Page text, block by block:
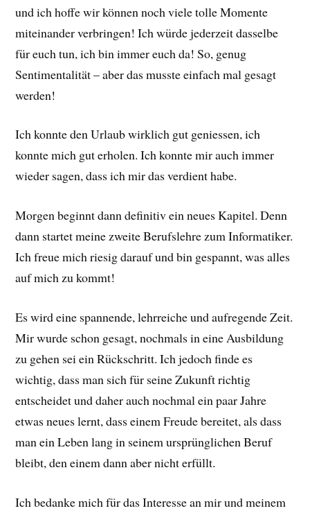
und ich hoffe wir können noch viele tolle Momente
miteinander verbringen! Ich würde jederzeit dasselbe
für euch tun, ich bin immer euch da! So, genug
Sentimentalität – aber das musste einfach mal gesagt
werden!
Ich konnte den Urlaub wirklich gut geniessen, ich
konnte mich gut erholen. Ich konnte mir auch immer
wieder sagen, dass ich mir das verdient habe.
Morgen beginnt dann definitiv ein neues Kapitel. Denn
dann startet meine zweite Berufslehre zum Informatiker.
Ich freue mich riesig darauf und bin gespannt, was alles
auf mich zu kommt!
Es wird eine spannende, lehrreiche und aufregende Zeit.
Mir wurde schon gesagt, nochmals in eine Ausbildung
zu gehen sei ein Rückschritt. Ich jedoch finde es
wichtig, dass man sich für seine Zukunft richtig
entscheidet und daher auch nochmal ein paar Jahre
etwas neues lernt, dass einem Freude bereitet, als dass
man ein Leben lang in seinem ursprünglichen Beruf
bleibt, den einem dann aber nicht erfüllt.
Ich bedanke mich für das Interesse an mir und meinem